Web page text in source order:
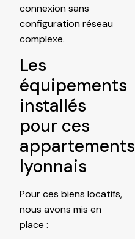
connexion sans
configuration réseau
complexe.
Les
équipements
installés
pour ces
appartements
lyonnais
Pour ces biens locatifs,
nous avons mis en
place :